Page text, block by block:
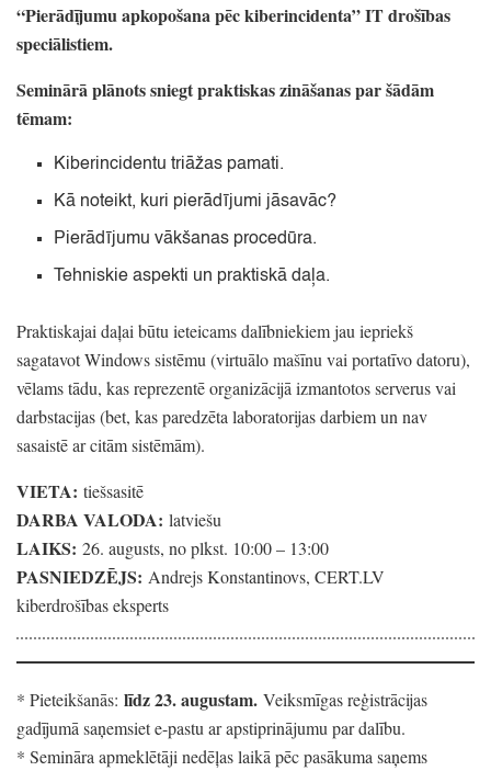
“Pierādījumu apkopošana pēc kiberincidenta”IT drošības
speciālistiem.
Seminārā plānots sniegt praktiskas zināšanas par šādām
tēmam:
Kiberincidentu triāžas pamati.
Kā noteikt, kuri pierādījumi jāsavāc?
Pierādījumu vākšanas procedūra.
Tehniskie aspekti un praktiskā daļa.
Praktiskajai daļai būtu ieteicams dalībniekiem jau iepriekš
sagatavot Windows sistēmu (virtuālo mašīnu vai portatīvo datoru),
vēlams tādu, kas reprezentē organizācijā izmantotos serverus vai
darbstacijas(bet, kas paredzēta laboratorijas darbiem un nav
sasaistē ar citām sistēmām).
VIETA: tiešsasitē
DARBA VALODA: latviešu
LAIKS: 26. augusts, no plkst. 10:00– 13:00
PASNIEDZĒJS: Andrejs Konstantinovs, CERT.LV
kiberdrošības eksperts
* Pieteikšanās: līdz 23.augustam. Veiksmīgas reģistrācijas
gadījumā saņemsiet e-pastu ar apstiprinājumu par dalību.
* Semināra apmeklētāji nedēļas laikā pēc pasākuma saņems